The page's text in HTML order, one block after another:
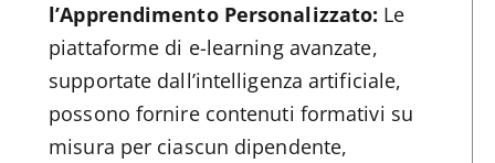
l’Apprendimento Personalizzato: Le
piattaforme di e-learning avanzate,
supportate dall’intelligenza artificiale,
possono fornire contenuti formativi su
misura per ciascun dipendente,